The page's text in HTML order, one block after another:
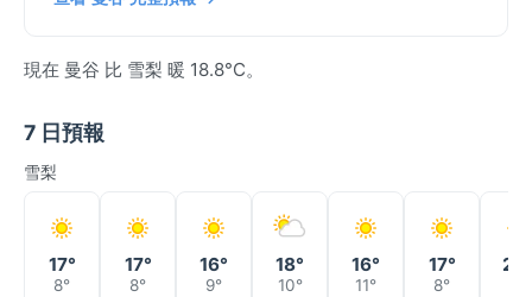
現在 曼谷 比 雪梨 暖 18.8°C。
7 日預報
雪梨
17°
8°
17°
8°
16°
9°
18°
10°
16°
11°
17°
8°